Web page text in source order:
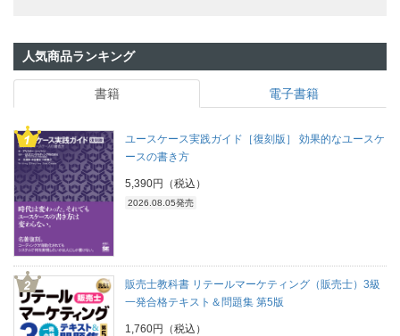
人気商品ランキング
書籍 電子書籍
ユースケース実践ガイド［復刻版］ 効果的なユースケ
ースの書き方
5,390円（税込）
2026.08.05発売
販売士教科書 リテールマーケティング（販売士）3級
一発合格テキスト＆問題集 第5版
1,760円（税込）